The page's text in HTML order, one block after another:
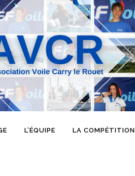
L’ÉQUIPE LA COMPÉTITION